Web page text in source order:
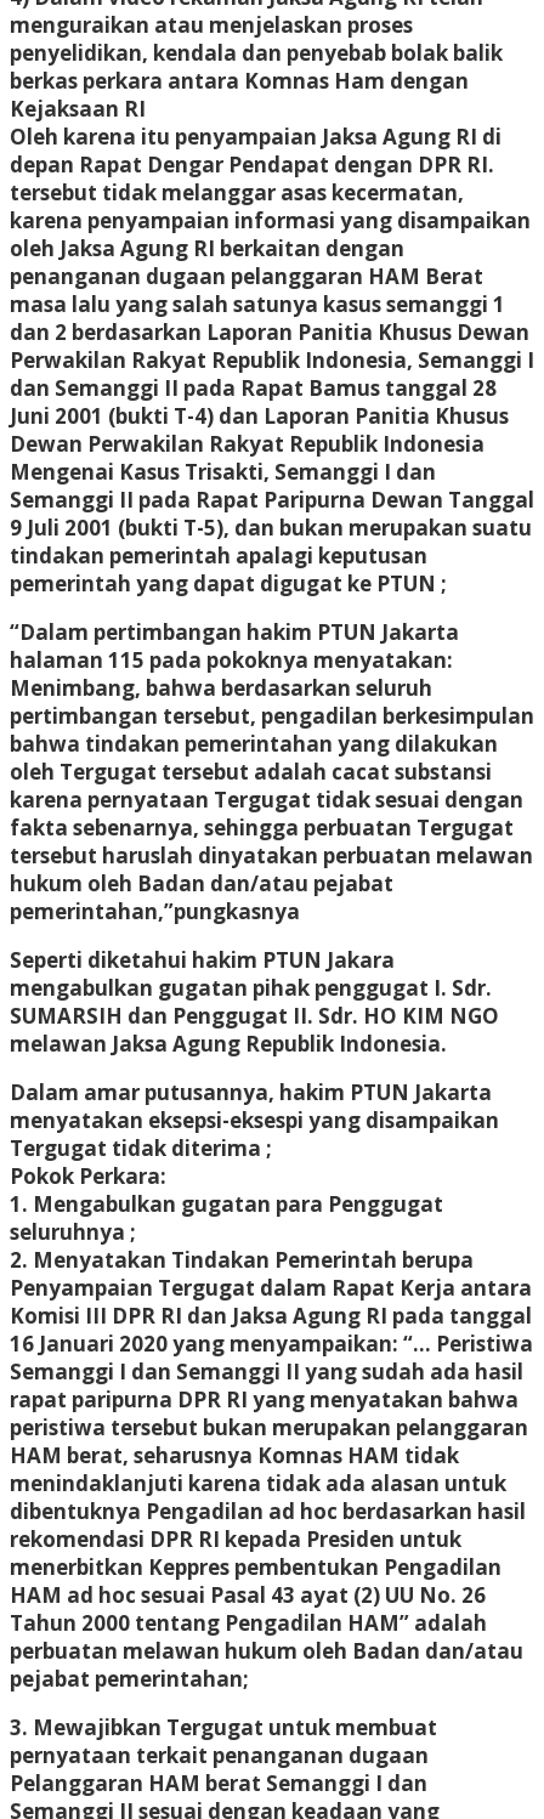
menguraikan atau menjelaskan proses
penyelidikan, kendala dan penyebab bolak balik
berkas perkara antara Komnas Ham dengan
Kejaksaan RI
Oleh karena itu penyampaian Jaksa Agung RI di
depan Rapat Dengar Pendapat dengan DPR RI.
tersebut tidak melanggar asas kecermatan,
karena penyampaian informasi yang disampaikan
oleh Jaksa Agung RI berkaitan dengan
penanganan dugaan pelanggaran HAM Berat
masa lalu yang salah satunya kasus semanggi 1
dan 2 berdasarkan Laporan Panitia Khusus Dewan
Perwakilan Rakyat Republik Indonesia, Semanggi I
dan Semanggi II pada Rapat Bamus tanggal 28
Juni 2001 (bukti T-4) dan Laporan Panitia Khusus
Dewan Perwakilan Rakyat Republik Indonesia
Mengenai Kasus Trisakti, Semanggi I dan
Semanggi II pada Rapat Paripurna Dewan Tanggal
9 Juli 2001 (bukti T-5), dan bukan merupakan suatu
tindakan pemerintah apalagi keputusan
pemerintah yang dapat digugat ke PTUN ;
“Dalam pertimbangan hakim PTUN Jakarta
halaman 115 pada pokoknya menyatakan:
Menimbang, bahwa berdasarkan seluruh
pertimbangan tersebut, pengadilan berkesimpulan
bahwa tindakan pemerintahan yang dilakukan
oleh Tergugat tersebut adalah cacat substansi
karena pernyataan Tergugat tidak sesuai dengan
fakta sebenarnya, sehingga perbuatan Tergugat
tersebut haruslah dinyatakan perbuatan melawan
hukum oleh Badan dan/atau pejabat
pemerintahan,”pungkasnya
Seperti diketahui hakim PTUN Jakara
mengabulkan gugatan pihak penggugat I. Sdr.
SUMARSIH dan Penggugat II. Sdr. HO KIM NGO
melawan Jaksa Agung Republik Indonesia.
Dalam amar putusannya, hakim PTUN Jakarta
menyatakan eksepsi-eksespi yang disampaikan
Tergugat tidak diterima ;
Pokok Perkara:
1. Mengabulkan gugatan para Penggugat
seluruhnya ;
2. Menyatakan Tindakan Pemerintah berupa
Penyampaian Tergugat dalam Rapat Kerja antara
Komisi III DPR RI dan Jaksa Agung RI pada tanggal
16 Januari 2020 yang menyampaikan: “… Peristiwa
Semanggi I dan Semanggi II yang sudah ada hasil
rapat paripurna DPR RI yang menyatakan bahwa
peristiwa tersebut bukan merupakan pelanggaran
HAM berat, seharusnya Komnas HAM tidak
menindaklanjuti karena tidak ada alasan untuk
dibentuknya Pengadilan ad hoc berdasarkan hasil
rekomendasi DPR RI kepada Presiden untuk
menerbitkan Keppres pembentukan Pengadilan
HAM ad hoc sesuai Pasal 43 ayat (2) UU No. 26
Tahun 2000 tentang Pengadilan HAM” adalah
perbuatan melawan hukum oleh Badan dan/atau
pejabat pemerintahan;
3. Mewajibkan Tergugat untuk membuat
pernyataan terkait penanganan dugaan
Pelanggaran HAM berat Semanggi I dan
Semanggi II sesuai dengan keadaan yang